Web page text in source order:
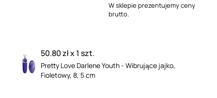
W sklepie prezentujemy ceny
brutto.
50.80 zł x 1 szt.
Pretty Love Darlene Youth - Wibrujące jajko,
Fioletowy, 8, 5 cm